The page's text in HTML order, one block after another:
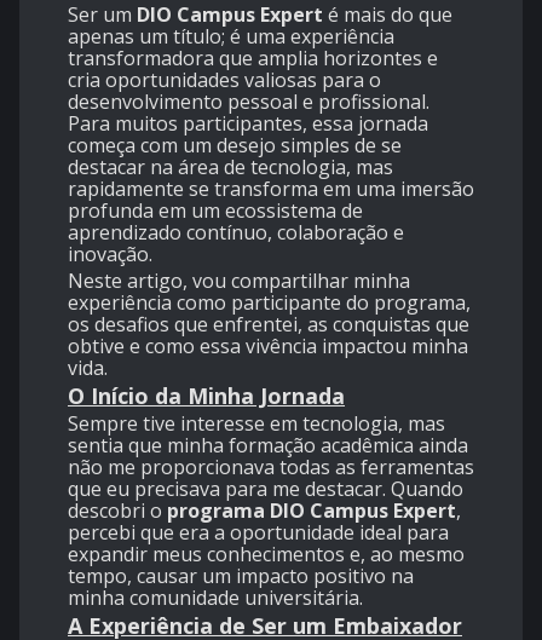
Ser um DIO Campus Expert é mais do que
apenas um título; é uma experiência
transformadora que amplia horizontes e
cria oportunidades valiosas para o
desenvolvimento pessoal e profissional.
Para muitos participantes, essa jornada
começa com um desejo simples de se
destacar na área de tecnologia, mas
rapidamente se transforma em uma imersão
profunda em um ecossistema de
aprendizado contínuo, colaboração e
inovação.
Neste artigo, vou compartilhar minha
experiência como participante do programa,
os desafios que enfrentei, as conquistas que
obtive e como essa vivência impactou minha
vida.
O Início da Minha Jornada
Sempre tive interesse em tecnologia, mas
sentia que minha formação acadêmica ainda
não me proporcionava todas as ferramentas
que eu precisava para me destacar. Quando
descobri o programa DIO Campus Expert,
percebi que era a oportunidade ideal para
expandir meus conhecimentos e, ao mesmo
tempo, causar um impacto positivo na
minha comunidade universitária.
A Experiência de Ser um Embaixador